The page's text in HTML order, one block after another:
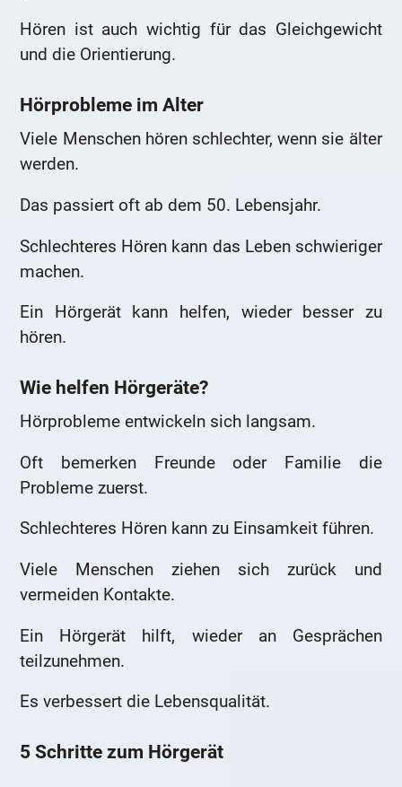
Hören ist auch wichtig für das Gleichgewicht
und die Orientierung.
Hörprobleme im Alter
Viele Menschen hören schlechter, wenn sie älter
werden.
Das passiert oft ab dem 50. Lebensjahr.
Schlechteres Hören kann das Leben schwieriger
machen.
Ein Hörgerät kann helfen, wieder besser zu
hören.
Wie helfen Hörgeräte?
Hörprobleme entwickeln sich langsam.
Oft bemerken Freunde oder Familie die
Probleme zuerst.
Schlechteres Hören kann zu Einsamkeit führen.
Viele Menschen ziehen sich zurück und
vermeiden Kontakte.
Ein Hörgerät hilft, wieder an Gesprächen
teilzunehmen.
Es verbessert die Lebensqualität.
5 Schritte zum Hörgerät